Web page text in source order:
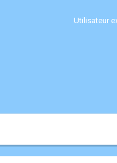
Utilisateur